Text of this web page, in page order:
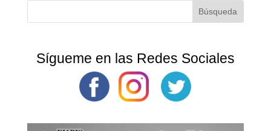
Sígueme en las Redes Sociales